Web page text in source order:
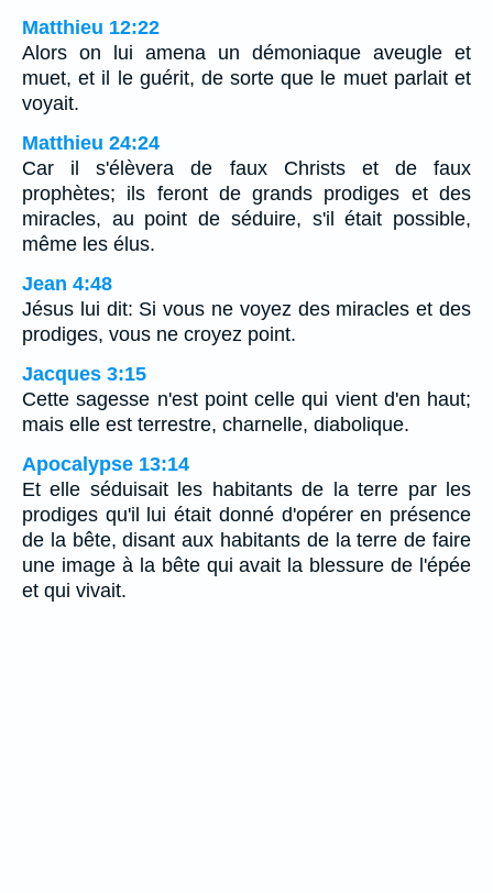
Matthieu 12:22
Alors on lui amena un démoniaque aveugle et
muet, et il le guérit, de sorte que le muet parlait et
voyait.
Matthieu 24:24
Car il s'élèvera de faux Christs et de faux
prophètes; ils feront de grands prodiges et des
miracles, au point de séduire, s'il était possible,
même les élus.
Jean 4:48
Jésus lui dit: Si vous ne voyez des miracles et des
prodiges, vous ne croyez point.
Jacques 3:15
Cette sagesse n'est point celle qui vient d'en haut;
mais elle est terrestre, charnelle, diabolique.
Apocalypse 13:14
Et elle séduisait les habitants de la terre par les
prodiges qu'il lui était donné d'opérer en présence
de la bête, disant aux habitants de la terre de faire
une image à la bête qui avait la blessure de l'épée
et qui vivait.